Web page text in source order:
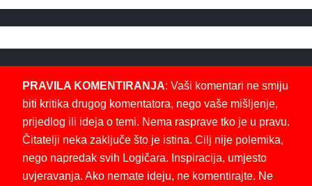
PRAVILA KOMENTIRANJA: Vaši komentari ne smiju
biti kritika drugog komentatora, nego vaše mišljenje,
prijedlog ili ideja o temi. Nema rasprave tko je u pravu.
Čitatelji neka zaključe što je istina. Cilj nije polemika,
nego napredak svih Logičara. Inspiracija, umjesto
uvjeravanja. Ako nemate ideju, ne komentirajte. Ne